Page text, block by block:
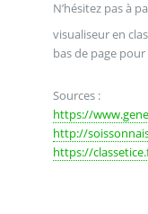
N’hésitez pas à
visualiseur en
bas de page
Sources :
https://
http://
https://